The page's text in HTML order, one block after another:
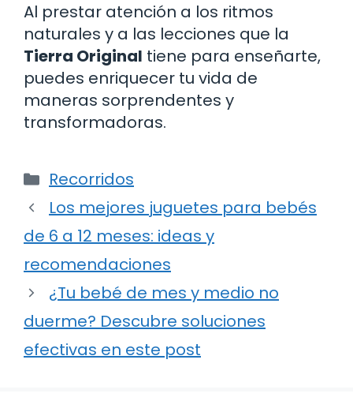
Al prestar atención a los ritmos
naturales y a las lecciones que la
Tierra Original tiene para enseñarte,
puedes enriquecer tu vida de
maneras sorprendentes y
transformadoras.
Categorías
Recorridos
Los mejores juguetes para bebés
de 6 a 12 meses: ideas y
recomendaciones
¿Tu bebé de mes y medio no
duerme? Descubre soluciones
efectivas en este post